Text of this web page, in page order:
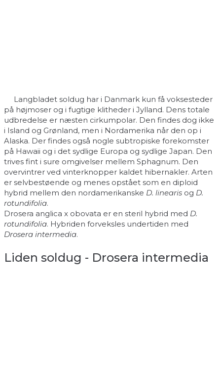
Langbladet soldug har i Danmark kun få voksesteder
på højmoser og i fugtige klitheder i Jylland. Dens totale
udbredelse er næsten cirkumpolar. Den findes dog ikke
i Island og Grønland, men i Nordamerika når den op i
Alaska. Der findes også nogle subtropiske forekomster
på Hawaii og i det sydlige Europa og sydlige Japan. Den
trives fint i sure omgivelser mellem Sphagnum. Den
overvintrer ved vinterknopper kaldet hibernakler. Arten
er selvbestøende og menes opstået som en diploid
hybrid mellem den nordamerikanske D. linearis og D.
rotundifolia.
Drosera anglica x obovata er en steril hybrid med D.
rotundifolia. Hybriden forveksles undertiden med
Drosera intermedia.
Liden soldug - Drosera intermedia